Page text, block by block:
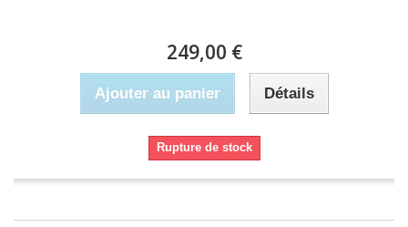
249,00 €
Ajouter au panier Détails
Rupture de stock